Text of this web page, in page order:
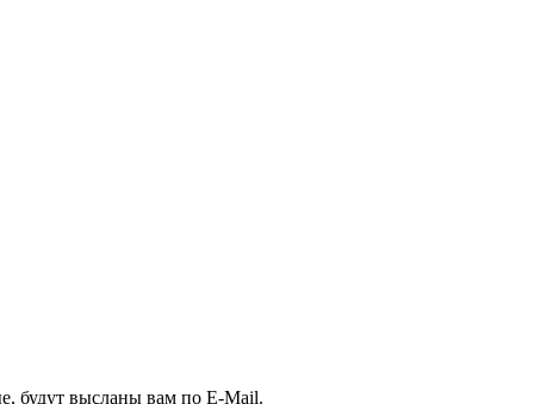
будут высланы вам по E-Mail.